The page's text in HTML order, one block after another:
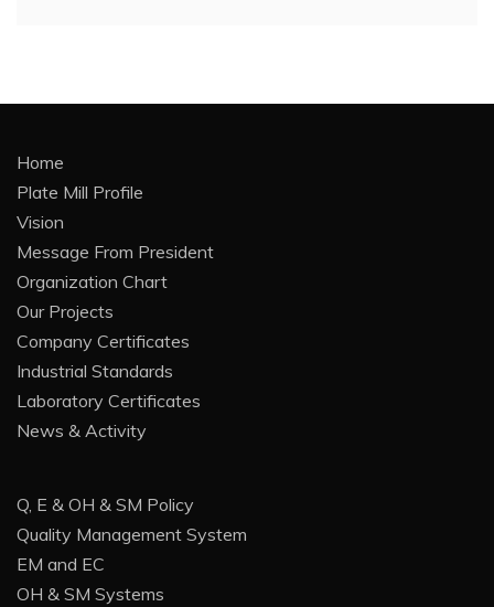
Home
Plate Mill Profile
Vision
Message From President
Organization Chart
Our Projects
Company Certificates
Industrial Standards
Laboratory Certificates
News & Activity
Q, E & OH & SM Policy
Quality Management System
EM and EC
OH & SM Systems